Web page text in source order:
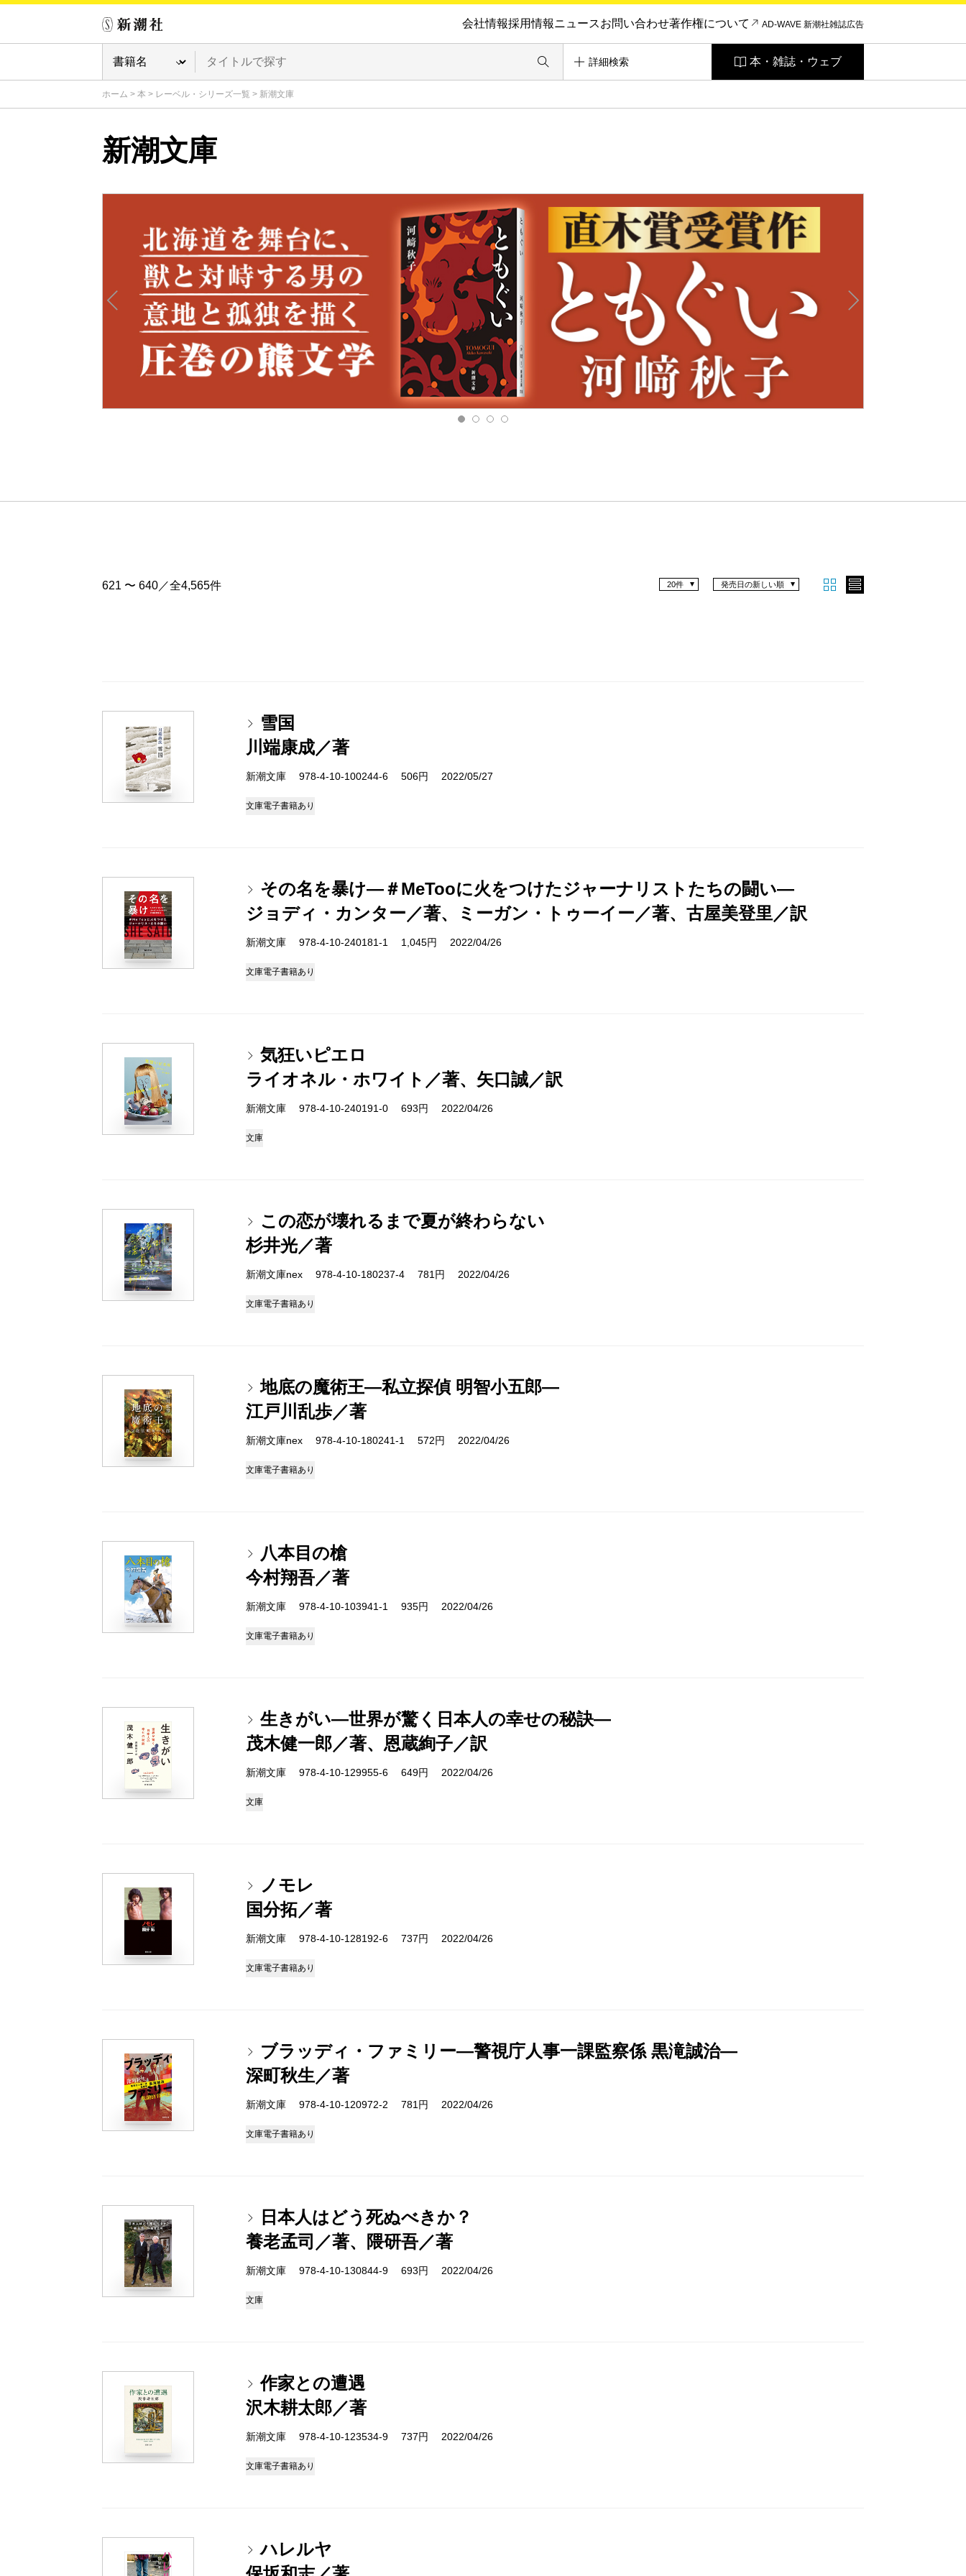
会社情報採用情報ニュースお問い合わせ著作権について AD-WAVE 新潮社雑誌広告
詳細検索 本・雑誌・ウェブ
ホーム > 本 > レーベル・シリーズ一覧 > 新潮文庫
新潮文庫
621 〜 640／全4,565件 発売日の新しい順
20件
雪国
川端康成／著
新潮文庫 978-4-10-100244-6 506円 2022/05/27
文庫電子書籍あり
その名を暴け―＃MeTooに火をつけたジャーナリストたちの闘い―
ジョディ・カンター／著、ミーガン・トゥーイー／著、古屋美登里／訳
新潮文庫 978-4-10-240181-1 1,045円 2022/04/26
文庫電子書籍あり
気狂いピエロ
ライオネル・ホワイト／著、矢口誠／訳
新潮文庫 978-4-10-240191-0 693円 2022/04/26
文庫
この恋が壊れるまで夏が終わらない
杉井光／著
新潮文庫nex 978-4-10-180237-4 781円 2022/04/26
文庫電子書籍あり
地底の魔術王―私立探偵 明智小五郎―
江戸川乱歩／著
新潮文庫nex 978-4-10-180241-1 572円 2022/04/26
文庫電子書籍あり
八本目の槍
今村翔吾／著
新潮文庫 978-4-10-103941-1 935円 2022/04/26
文庫電子書籍あり
生きがい―世界が驚く日本人の幸せの秘訣―
茂木健一郎／著、恩蔵絢子／訳
新潮文庫 978-4-10-129955-6 649円 2022/04/26
文庫
ノモレ
国分拓／著
新潮文庫 978-4-10-128192-6 737円 2022/04/26
文庫電子書籍あり
ブラッディ・ファミリー―警視庁人事一課監察係 黒滝誠治―
深町秋生／著
新潮文庫 978-4-10-120972-2 781円 2022/04/26
文庫電子書籍あり
日本人はどう死ぬべきか？
養老孟司／著、隈研吾／著
新潮文庫 978-4-10-130844-9 693円 2022/04/26
文庫
作家との遭遇
沢木耕太郎／著
新潮文庫 978-4-10-123534-9 737円 2022/04/26
文庫電子書籍あり
ハレルヤ